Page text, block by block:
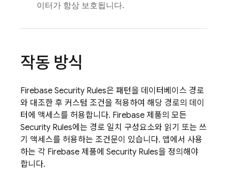
이터가 항상 보호됩니다.
작동 방식
Firebase Security Rules은 패턴을 데이터베이스 경로
와 대조한 후 커스텀 조건을 적용하여 해당 경로의 데이
터에 액세스를 허용합니다. Firebase 제품의 모든
Security Rules에는 경로 일치 구성요소와 읽기 또는 쓰
기 액세스를 허용하는 조건문이 있습니다. 앱에서 사용
하는 각 Firebase 제품에 Security Rules을 정의해야
합니다.